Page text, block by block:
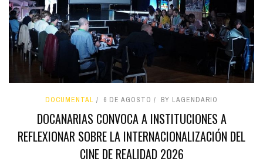
DOCUMENTAL 6 DE AGOSTO BY LAGENDARIO
DOCANARIAS CONVOCA A INSTITUCIONES A
REFLEXIONAR SOBRE LA INTERNACIONALIZACIÓN DEL
CINE DE REALIDAD 2026